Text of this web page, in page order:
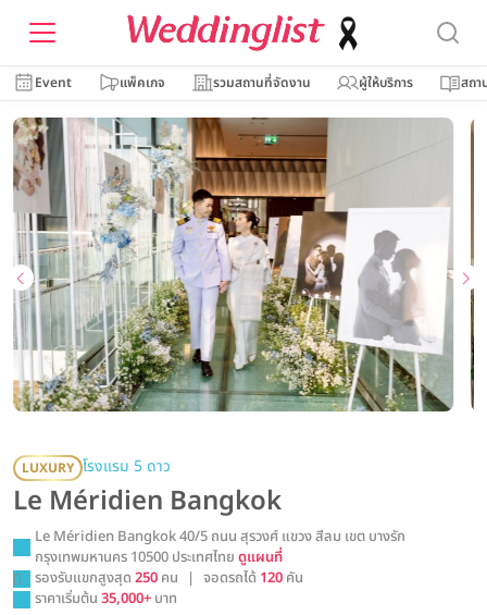
Event แพ็คเกจ รวมสถานที่จัดงาน ผู้ให้บริการ สถา
LUXURY โรงแรม 5 ดาว
Le Méridien Bangkok
Le Méridien Bangkok 40/5 ถนน สุรวงศ์ แขวง สีลม เขต บางรัก
กรุงเทพมหานคร 10500 ประเทศไทย ดูแผนที่
รองรับแขกสูงสุด 250 คน | จอดรถได้ 120 คัน
ราคาเริ่มต้น 35,000+ บาท